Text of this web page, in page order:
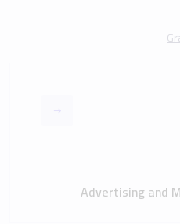
Advertising and